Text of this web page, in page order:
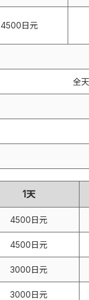
4500日元
全
1天
4500日元
4500日元
3000日元
3000日元